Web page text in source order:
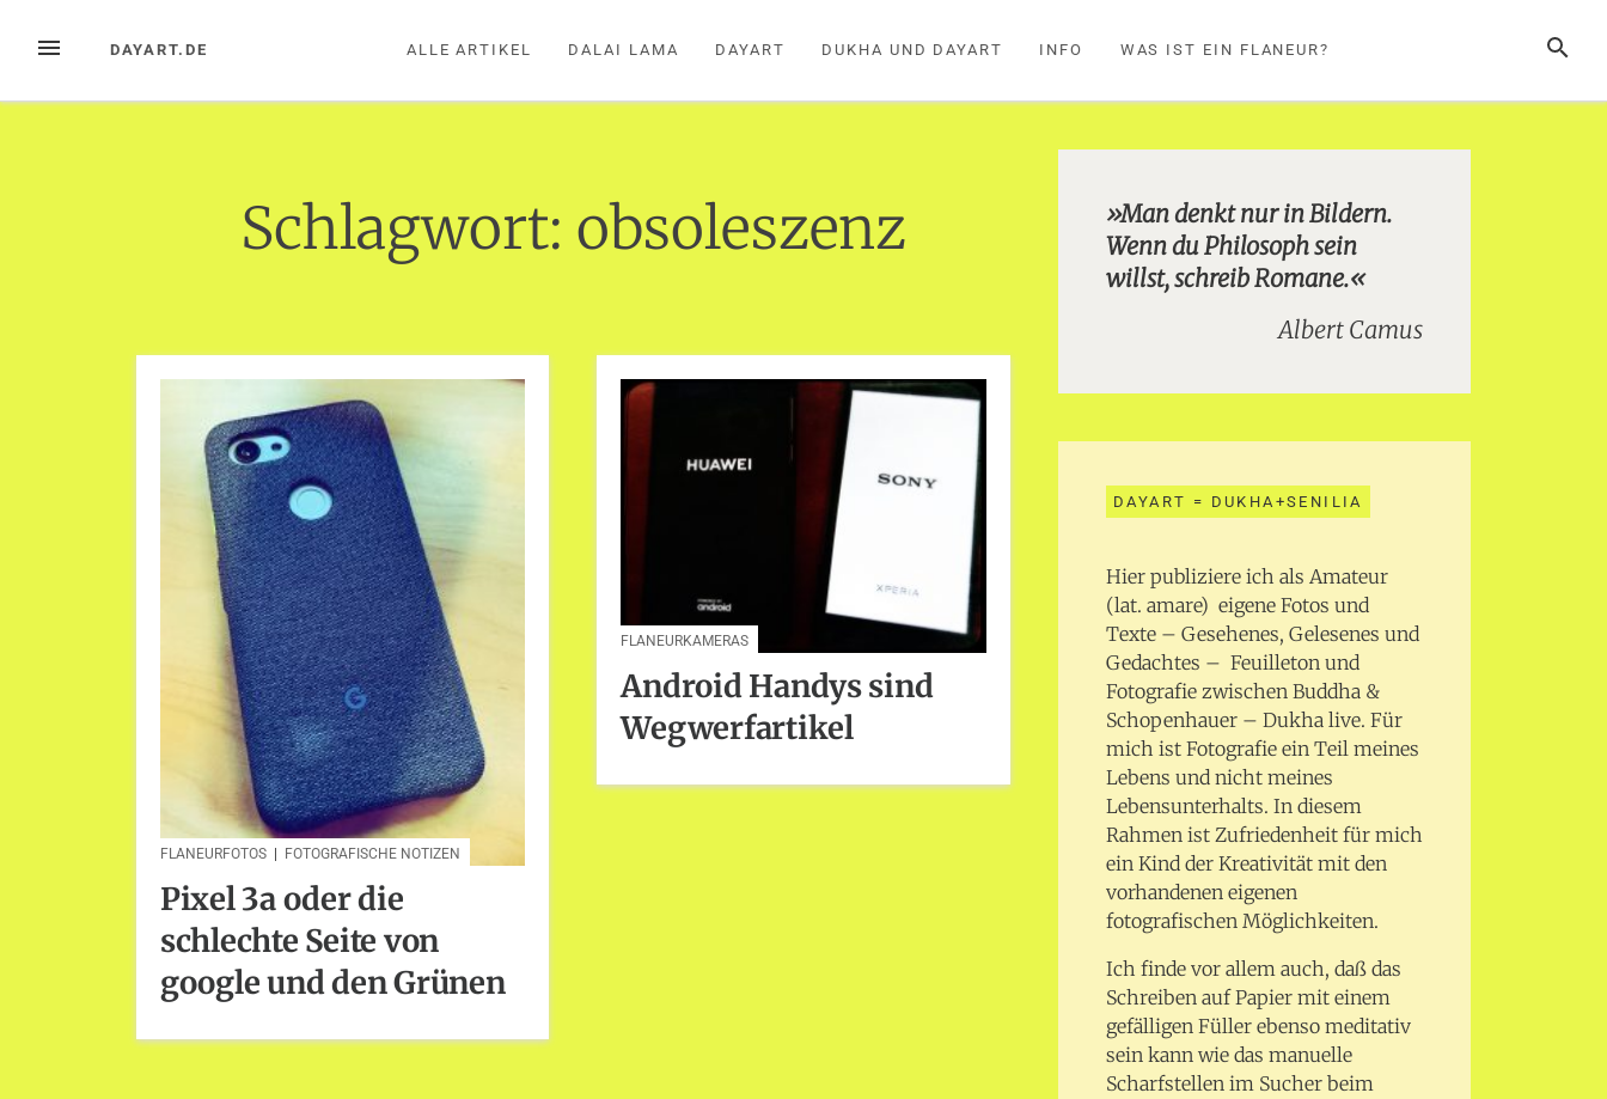
InhaltMENÜ SUCHE
DAYART.DE ALLE ARTIKEL DALAI LAMA DAYART DUKHA UND DAYART INFO WAS IST EIN FLANEUR?
Schlagwort: obsoleszenz
FLANEURFOTOS FOTOGRAFISCHE NOTIZEN
Pixel 3a oder die
schlechte Seite von
google und den Grünen
FLANEURKAMERAS
Android Handys sind
Wegwerfartikel
»Man denkt nur in Bildern.
Wenn du Philosoph sein
willst, schreib Romane.«
Albert Camus
DAYART = DUKHA+SENILIA
Hier publiziere ich als Amateur
(lat. amare) eigene Fotos und
Texte – Gesehenes, Gelesenes und
Gedachtes – Feuilleton und
Fotografie zwischen Buddha &
Schopenhauer – Dukha live. Für
mich ist Fotografie ein Teil meines
Lebens und nicht meines
Lebensunterhalts. In diesem
Rahmen ist Zufriedenheit für mich
ein Kind der Kreativität mit den
vorhandenen eigenen
fotografischen Möglichkeiten.
Ich finde vor allem auch, daß das
Schreiben auf Papier mit einem
gefälligen Füller ebenso meditativ
sein kann wie das manuelle
Scharfstellen im Sucher beim